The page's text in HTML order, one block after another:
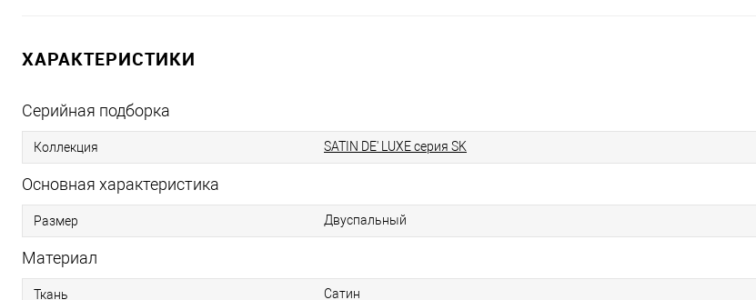
ХАРАКТЕРИСТИКИ
Серийная подборка
Коллекция SATIN DE' LUXE серия SK
Основная характеристика
Размер Двуспальный
Материал
Ткань Сатин